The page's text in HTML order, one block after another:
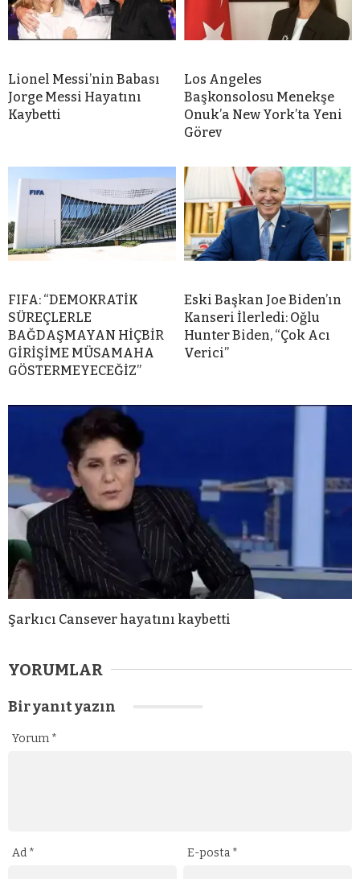
Lionel Messi’nin Babası
Jorge Messi Hayatını
Kaybetti
Los Angeles
Başkonsolosu Menekşe
Onuk’a New York’ta Yeni
Görev
FIFA: “DEMOKRATİK
SÜREÇLERLE
BAĞDAŞMAYAN HİÇBİR
GİRİŞİME MÜSAMAHA
GÖSTERMEYECEĞİZ”
Eski Başkan Joe Biden’ın
Kanseri İlerledi: Oğlu
Hunter Biden, “Çok Acı
Verici”
Şarkıcı Cansever hayatını kaybetti
YORUMLAR
Bir yanıt yazın
Yorum *
Ad * E-posta *